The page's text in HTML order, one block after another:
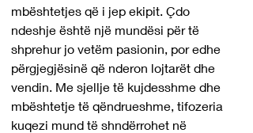
mbështetjes që i jep ekipit. Çdo
ndeshje është një mundësi për të
shprehur jo vetëm pasionin, por edhe
përgjegjësinë që nderon lojtarët dhe
vendin. Me sjellje të kujdesshme dhe
mbështetje të qëndrueshme, tifozeria
kuqezi mund të shndërrohet në